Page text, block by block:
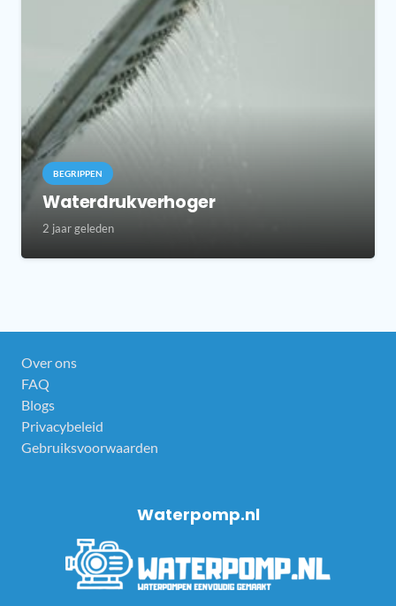
BEGRIPPEN
Waterdrukverhoger
2 jaar geleden
Over ons
FAQ
Blogs
Privacybeleid
Gebruiksvoorwaarden
Waterpomp.nl